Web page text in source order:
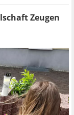
Zeugen